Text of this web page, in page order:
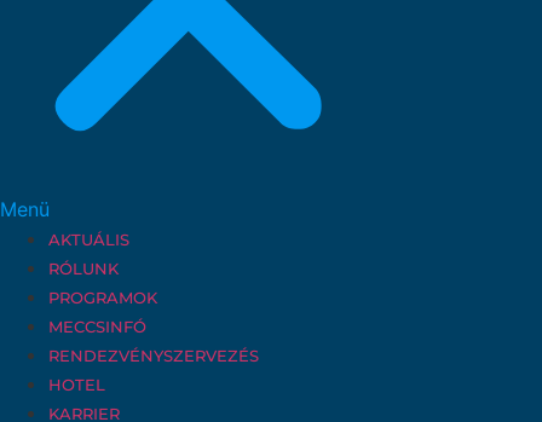
Menü
AKTUÁLIS
RÓLUNK
PROGRAMOK
MECCSINFÓ
RENDEZVÉNYSZERVEZÉS
HOTEL
KARRIER